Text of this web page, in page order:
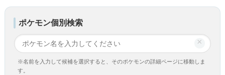
ポケモン個別検索
×
※名前を入力して候補を選択すると、そのポケモンの詳細ページに移動しま
す。